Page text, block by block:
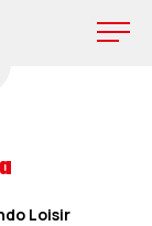
Loisir